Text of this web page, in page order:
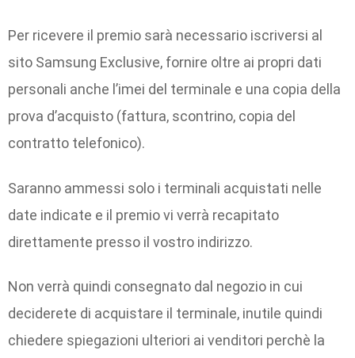
Per ricevere il premio sarà necessario iscriversi al
sito Samsung Exclusive, fornire oltre ai propri dati
personali anche l’imei del terminale e una copia della
prova d’acquisto (fattura, scontrino, copia del
contratto telefonico).
Saranno ammessi solo i terminali acquistati nelle
date indicate e il premio vi verrà recapitato
direttamente presso il vostro indirizzo.
Non verrà quindi consegnato dal negozio in cui
deciderete di acquistare il terminale, inutile quindi
chiedere spiegazioni ulteriori ai venditori perchè la